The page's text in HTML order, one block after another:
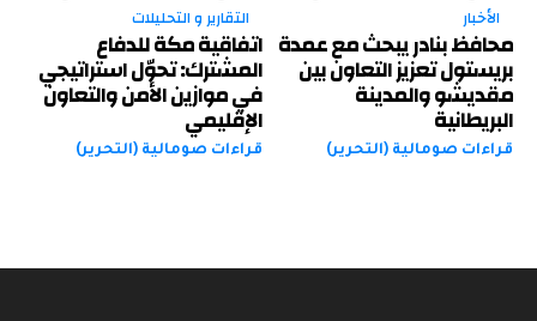
الأخبار
محافظ بنادر يبحث مع عمدة
بريستول تعزيز التعاون بين
مقديشو والمدينة
البريطانية
قراءات صومالية (التحرير)
التقارير و التحليلات
اتفاقية مكة للدفاع
المشترك: تحوّل استراتيجي
في موازين الأمن والتعاون
الإقليمي
قراءات صومالية (التحرير)